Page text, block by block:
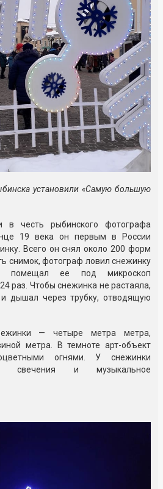
установили «Самую большую
в честь рыбинского фотографа
19 века он первым в России
Всего он снял около 200 форм
снимок, фотограф ловил снежинку
помещал ее под микроскоп
раз. Чтобы снежинка не растаяла,
дышал через трубку, отводящую
— четыре метра метра,
метра. В темноте арт-объект
огнями. У снежинки
свечения и музыкальное